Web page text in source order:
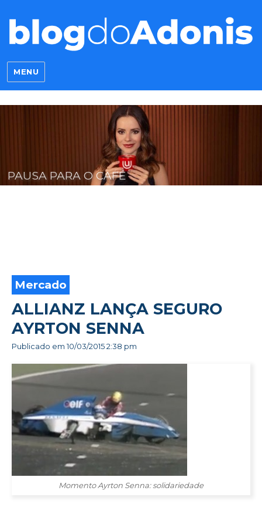
Blog do Adonis
MENU
CHEGUEI!
Mercado
ALLIANZ LANÇA SEGURO
AYRTON SENNA
Publicado em10/03/2015 2:38 pm
Momento Ayrton Senna: solidariedade